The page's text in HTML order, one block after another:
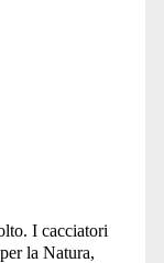
I cacciatori
la Natura,